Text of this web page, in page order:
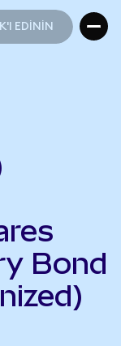
EDİNİN
Bond